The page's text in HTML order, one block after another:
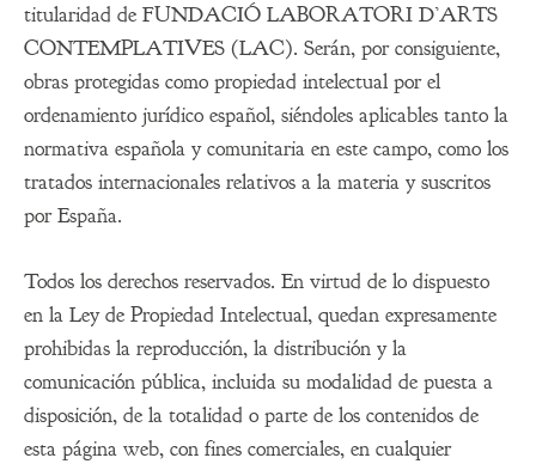
titularidad de FUNDACIÓ LABORATORI D’ARTS
CONTEMPLATIVES (LAC). Serán, por consiguiente,
obras protegidas como propiedad intelectual por el
ordenamiento jurídico español, siéndoles aplicables tanto la
normativa española y comunitaria en este campo, como los
tratados internacionales relativos a la materia y suscritos
por España.
Todos los derechos reservados. En virtud de lo dispuesto
en la Ley de Propiedad Intelectual, quedan expresamente
prohibidas la reproducción, la distribución y la
comunicación pública, incluida su modalidad de puesta a
disposición, de la totalidad o parte de los contenidos de
esta página web, con fines comerciales, en cualquier